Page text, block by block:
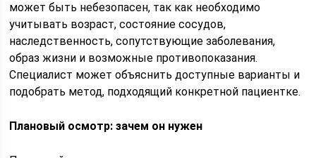
может быть небезопасен, так как необходимо
учитывать возраст, состояние сосудов,
наследственность, сопутствующие заболевания,
образ жизни и возможные противопоказания.
Специалист может объяснить доступные варианты и
подобрать метод, подходящий конкретной пациентке.
Плановый осмотр: зачем он нужен